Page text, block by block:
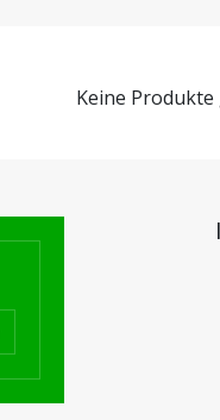
Keine Produkte